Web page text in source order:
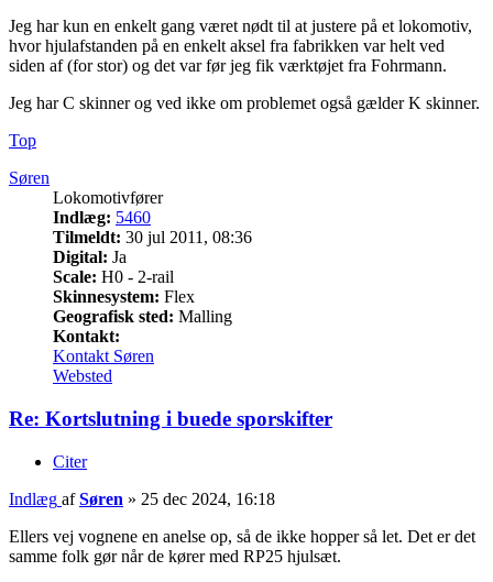
Jeg har kun en enkelt gang været nødt til at justere på et lokomotiv,
hvor hjulafstanden på en enkelt aksel fra fabrikken var helt ved
siden af (for stor) og det var før jeg fik værktøjet fra Fohrmann.
Jeg har C skinner og ved ikke om problemet også gælder K skinner.
Top
Søren
Lokomotivfører
Indlæg: 5460
Tilmeldt: 30 jul 2011, 08:36
Digital: Ja
Scale: H0 - 2-rail
Skinnesystem: Flex
Geografisk sted: Malling
Kontakt:
Kontakt Søren
Websted
Re: Kortslutning i buede sporskifter
Citer
Indlæg afSøren » 25 dec 2024, 16:18
Ellers vej vognene en anelse op, så de ikke hopper så let. Det er det
samme folk gør når de kører med RP25 hjulsæt.